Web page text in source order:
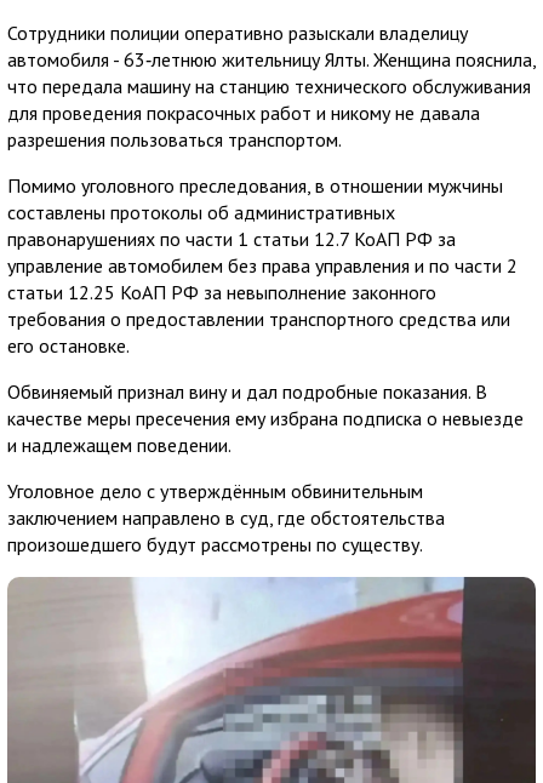
Сотрудники полиции оперативно разыскали владелицу
автомобиля - 63‑летнюю жительницу Ялты. Женщина пояснила,
что передала машину на станцию технического обслуживания
для проведения покрасочных работ и никому не давала
разрешения пользоваться транспортом.
Помимо уголовного преследования, в отношении мужчины
составлены протоколы об административных
правонарушениях по части 1 статьи 12.7 КоАП РФ за
управление автомобилем без права управления и по части 2
статьи 12.25 КоАП РФ за невыполнение законного
требования о предоставлении транспортного средства или
его остановке.
Обвиняемый признал вину и дал подробные показания. В
качестве меры пресечения ему избрана подписка о невыезде
и надлежащем поведении.
Уголовное дело с утверждённым обвинительным
заключением направлено в суд, где обстоятельства
произошедшего будут рассмотрены по существу.